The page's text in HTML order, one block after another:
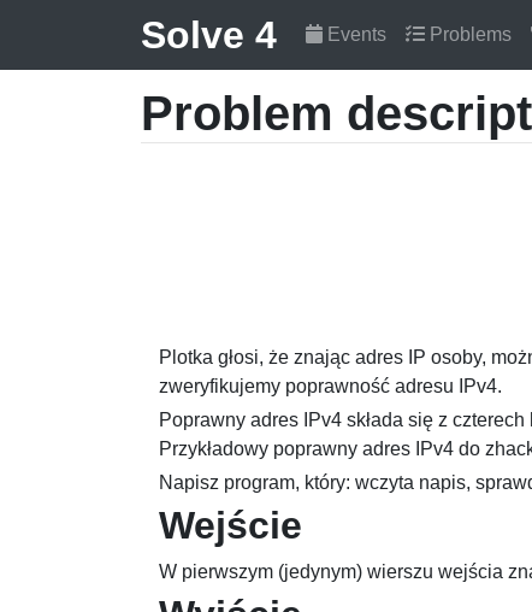
Solve 4 Events Problems
Problem
Plotka głosi, że znając adres IP osoby,
zweryfikujemy poprawność adresu IPv4.
Poprawny adres IPv4 składa się z
Przykładowy poprawny adres IPv4 do
Napisz program, który: wczyta napis,
Wejście
W pierwszym (jedynym) wierszu wejścia